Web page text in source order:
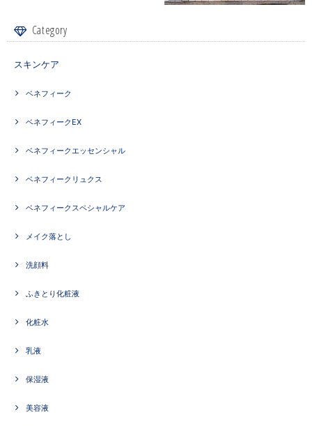
Category
スキンケア
ベネフィーク
ベネフィークEX
ベネフィークエッセンシャル
ベネフィークリュクス
ベネフィークスペシャルケア
メイク落とし
洗顔料
ふきとり化粧液
化粧水
乳液
保湿液
美容液